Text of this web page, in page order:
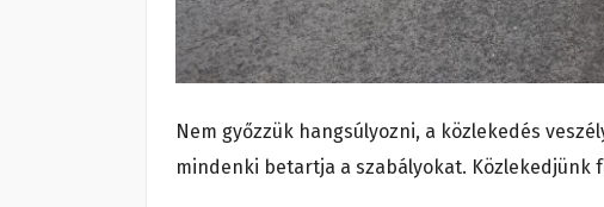
Nem győzzük hangsúlyozni, a közlekedés
mindenki betartja a szabályokat. Közlekedjünk